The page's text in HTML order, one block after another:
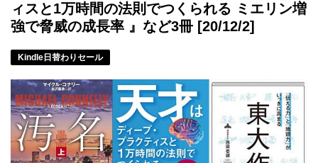
ィスと1万時間の法則でつくられる ミエリン増
強で脅威の成長率 』など3冊 [20/12/2]
Kindle日替わりセール